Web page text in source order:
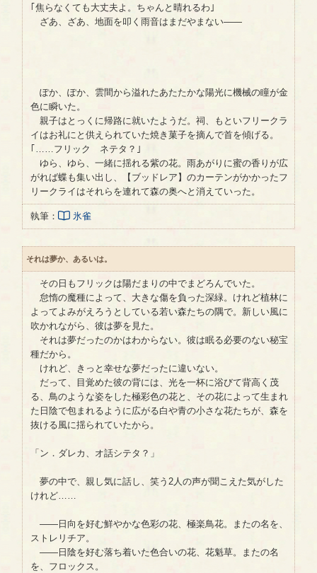
｢焦らなくても大丈夫よ。ちゃんと晴れるわ｣
ざあ、ざあ、地面を叩く雨音はまだやまない——
ぽか、ぽか、雲間から溢れたあたたかな陽光に機械の瞳が金
色に瞬いた。
親子はとっくに帰路に就いたようだ。祠、もといフリークラ
イはお礼にと供えられていた焼き菓子を摘んで首を傾げる。
｢……フリック ネテタ？｣
ゆら、ゆら、一緒に揺れる紫の花。雨あがりに蜜の香りが広
がれば蝶も集い出し、【ブッドレア】のカーテンがかかったフ
リークライはそれらを連れて森の奥へと消えていった。
執筆： 氷雀
それは夢か、あるいは。
その日もフリックは陽だまりの中でまどろんでいた。
怠惰の魔種によって、大きな傷を負った深緑。けれど植林に
よってよみがえろうとしている若い森たちの隅で。新しい風に
吹かれながら、彼は夢を見た。
それは夢だったのかはわからない。彼は眠る必要のない秘宝
種だから。
けれど、きっと幸せな夢だったに違いない。
だって、目覚めた彼の背には、光を一杯に浴びて背高く茂
る、鳥のような姿をした極彩色の花と、その花によって生まれ
た日陰で包まれるように広がる白や青の小さな花たちが、森を
抜ける風に揺られていたから。
「ン．ダレカ、オ話シテタ？」
夢の中で、親し気に話し、笑う2人の声が聞こえた気がした
けれど……
――日向を好む鮮やかな色彩の花、極楽鳥花。またの名を、
ストレリチア。
――日陰を好む落ち着いた色合いの花、花魁草。またの名
を、フロックス。